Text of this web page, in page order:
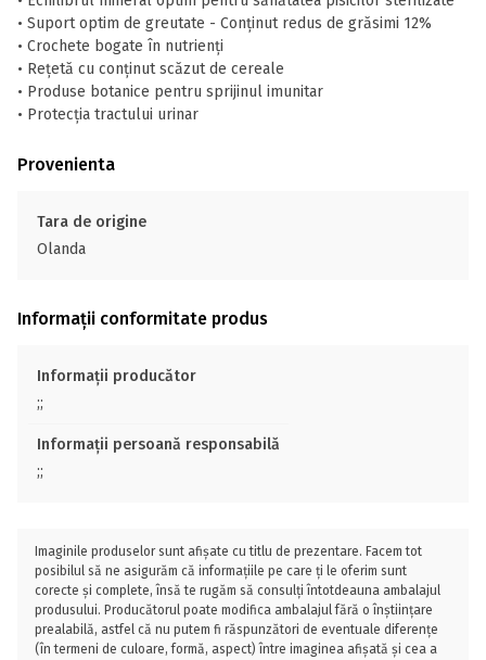
• Suport optim de greutate - Conținut redus de grăsimi 12%
• Crochete bogate în nutrienți
• Rețetă cu conținut scăzut de cereale
• Produse botanice pentru sprijinul imunitar
• Protecția tractului urinar
Provenienta
Tara de origine
Olanda
Informații conformitate produs
Informații producător
;;
Informații persoană responsabilă
;;
Imaginile produselor sunt afișate cu titlu de prezentare. Facem tot
posibilul să ne asigurăm că informațiile pe care ți le oferim sunt
corecte și complete, însă te rugăm să consulți întotdeauna ambalajul
produsului. Producătorul poate modifica ambalajul fără o înștiințare
prealabilă, astfel că nu putem fi răspunzători de eventuale diferențe
(în termeni de culoare, formă, aspect) între imaginea afișată și cea a